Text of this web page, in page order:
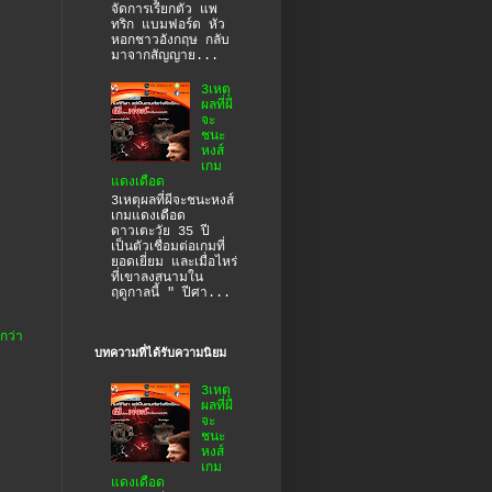
ว่า
จัดการเรียกตัว แพ
ทริก แบมฟอร์ด หัว
หอกชาวอังกฤษ กลับ
มาจากสัญญาย...
3เหตุ
ผลที่ผี
จะ
ชนะ
หงส์
เกม
แดงเดือด
3เหตุผลที่ผีจะชนะหงส์
เกมแดงเดือด
ดาวเตะวัย 35 ปี
เป็นตัวเชื่อมต่อเกมที่
ยอดเยี่ยม และเมื่อไหร่
ที่เขาลงสนามใน
ฤดูกาลนี้ " ปีศา...
บทความที่ได้รับความนิยม
3เหตุ
ผลที่ผี
จะ
ชนะ
หงส์
เกม
แดงเดือด